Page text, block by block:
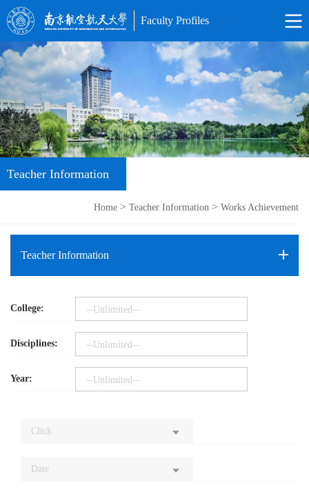
Faculty Profiles
Teacher Information
Home > Teacher Information > Works Achievement
Teacher Information
College: --Unlimited--
Disciplines: --Unlimited--
Year: --Unlimited--
Click
Date